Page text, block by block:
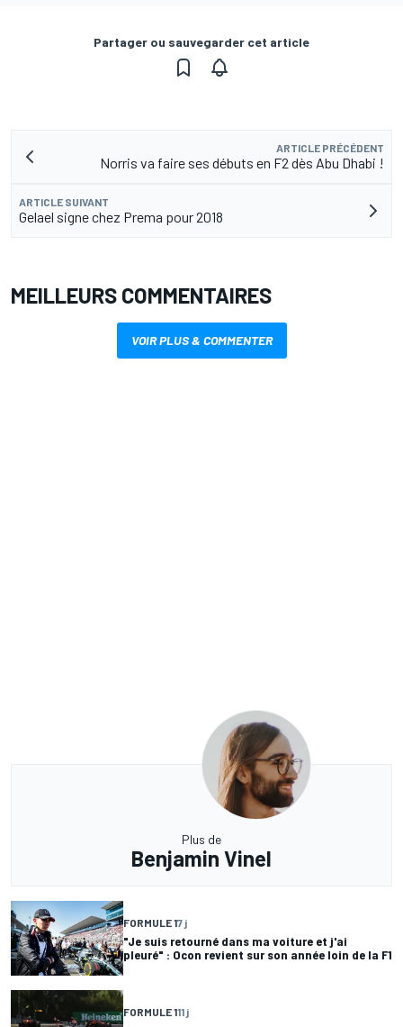
Partager ou sauvegarder cet article
ARTICLE PRÉCÉDENT
Norris va faire ses débuts en F2 dès Abu Dhabi !
ARTICLE SUIVANT
Gelael signe chez Prema pour 2018
MEILLEURS COMMENTAIRES
VOIR PLUS & COMMENTER
Plus de
Benjamin Vinel
FORMULE 17 j
"Je suis retourné dans ma voiture et j'ai
pleuré" : Ocon revient sur son année loin de la F1
FORMULE 111 j